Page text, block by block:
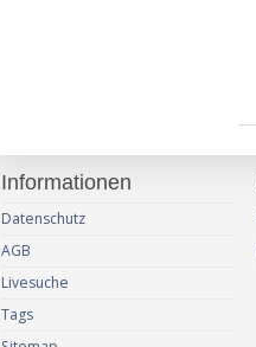
Informationen
Datenschutz
AGB
Livesuche
Tags